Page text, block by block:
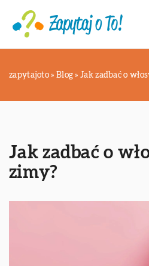
zapytajoto » Blog »Jak zadbać o
Jak zadbać o
zimy?